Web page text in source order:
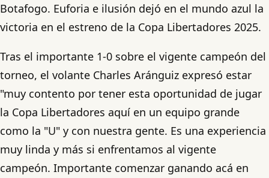
Botafogo. Euforia e ilusión dejó en el mundo azul la
victoria en el estreno de la Copa Libertadores 2025.
Tras el importante 1-0 sobre el vigente campeón del
torneo, el volante Charles Aránguiz expresó estar
"muy contento por tener esta oportunidad de jugar
la Copa Libertadores aquí en un equipo grande
como la "U" y con nuestra gente. Es una experiencia
muy linda y más si enfrentamos al vigente
campeón. Importante comenzar ganando acá en